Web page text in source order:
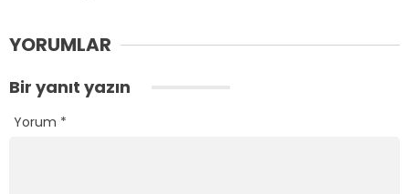
YORUMLAR
Bir yanıt yazın
Yorum *